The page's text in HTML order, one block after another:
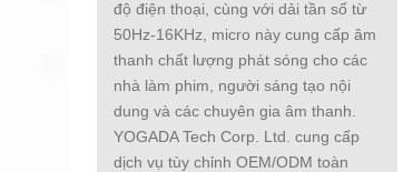
độ điện thoại, cùng với dải tần số từ
50Hz-16KHz, micro này cung cấp âm
thanh chất lượng phát sóng cho các
nhà làm phim, người sáng tạo nội
dung và các chuyên gia âm thanh.
YOGADA Tech Corp. Ltd. cung cấp
dịch vụ tùy chỉnh OEM/ODM toàn